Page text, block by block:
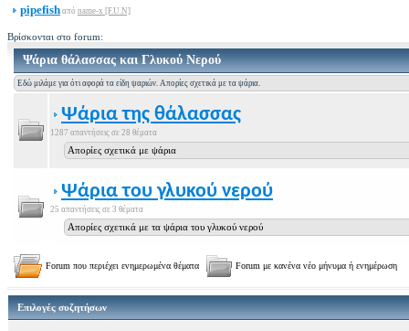
pipefish από name-x [F.U.N]
Βρίσκονται στο forum:
Ψάρια θάλασσας και Γλυκού Νερού
Εδώ μιλάμε για ότι αφορά τα είδη ψαριών. Απορίες σχετικά με τα ψάρια.
Ψάρια της θάλασσας
1287 απαντήσεις σε 28 θέματα
Απορίες σχετικά με ψάρια
Ψάρια του γλυκού νερού
25 απαντήσεις σε 3 θέματα
Απορίες σχετικά με τα ψάρια του γλυκού νερού
Forum που περιέχει ενημερωμένα θέματα Forum με κανένα νέο μήνυμα ή ενημέρωση
Επιλογές συζητήσων